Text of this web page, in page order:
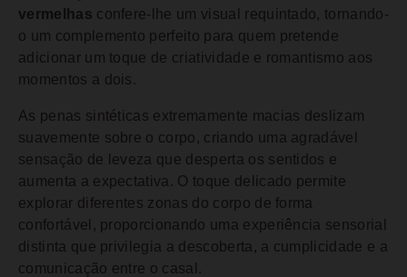
vermelhas confere-lhe um visual requintado, tornando-
o um complemento perfeito para quem pretende
adicionar um toque de criatividade e romantismo aos
momentos a dois.
As penas sintéticas extremamente macias deslizam
suavemente sobre o corpo, criando uma agradável
sensação de leveza que desperta os sentidos e
aumenta a expectativa. O toque delicado permite
explorar diferentes zonas do corpo de forma
confortável, proporcionando uma experiência sensorial
distinta que privilegia a descoberta, a cumplicidade e a
comunicação entre o casal.